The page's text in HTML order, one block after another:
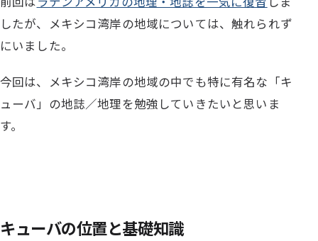
したが、メキシコ湾岸の地域については、触れられず
にいました。
今回は、メキシコ湾岸の地域の中でも特に有名な「キ
ューバ」の地誌／地理を勉強していきたいと思いま
す。
キューバの位置と基礎知識